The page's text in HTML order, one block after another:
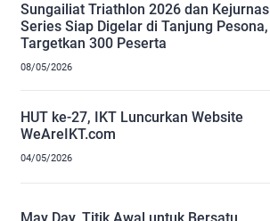
Sungailiat Triathlon 2026 dan Kejurnas
Series Siap Digelar di Tanjung Pesona,
Targetkan 300 Peserta
08/05/2026
HUT ke-27, IKT Luncurkan Website
WeAreIKT.com
04/05/2026